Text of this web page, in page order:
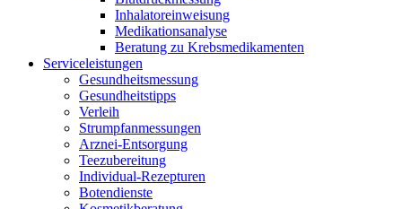
Inha­la­tor­ein­wei­sung
Medi­ka­ti­ons­ana­ly­se
Bera­tung zu Krebsmedikamenten
Ser­vice­leis­tun­gen
Gesund­heits­mes­sung
Gesund­heits­tipps
Ver­leih
Strumpfan­mes­sun­gen
Arz­n­ei-Ent­­sor­­gung
Tee­zu­be­rei­tung
Indi­­vi­­du­al-Rezep­­tu­­ren
Boten­diens­te